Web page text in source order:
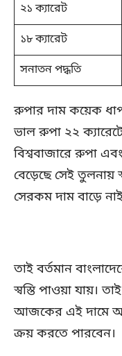
২১ ক্যারেট
১৮ ক্যারেট
সনাতন পদ্ধতি
রুপার দাম কয়েক
ভাল রুপা ২২
বিশ্ববাজারে রুপা
বেড়েছে সেই তুলনায়
সেরকম দাম বাড়ে
তাই বর্তমান
স্বস্তি পাওয়া যায়।
আজকের এই দামে
ক্রয় করতে পারবেন।